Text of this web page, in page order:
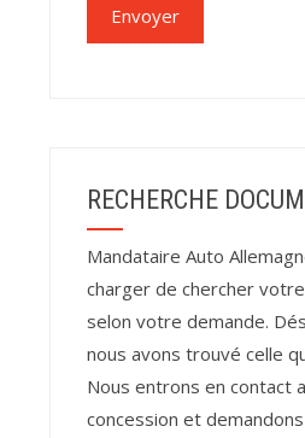
RECHERCHE
Mandataire Auto
charger de chercher
selon votre demande.
nous avons trouvé celle
Nous entrons en contact
concession et